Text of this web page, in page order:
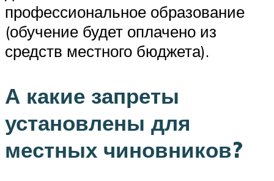
профессиональное образование
(обучение будет оплачено из
средств местного бюджета).
А какие запреты
установлены для
местных чиновников?